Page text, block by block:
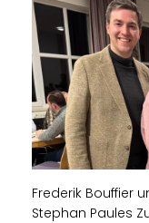
Frederik Bouffier
Stephan Paules